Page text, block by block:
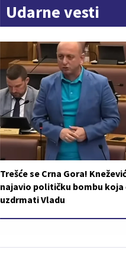
Udarne vesti
Trešće se Crna Gora! Knežević
najavio političku bombu koja
uzdrmati Vladu